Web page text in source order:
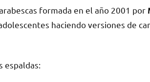
formada en el año 2001 por
haciendo versiones de
espaldas: